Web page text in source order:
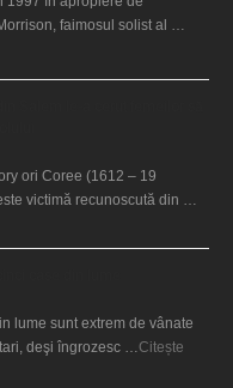
faimosul solist al …
ori Coree (1612 – 19
victimă recunoscută din …
lume sunt extrem de vânate
deşi îngrozesc …Citește